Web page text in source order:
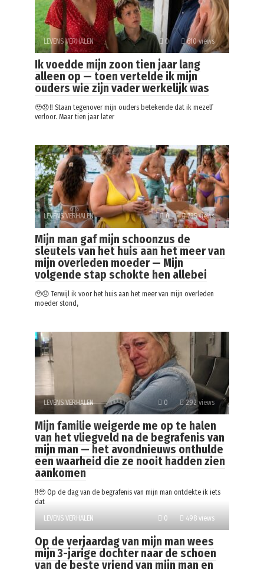
LEVENS VERHALEN 0 610 views
Ik voedde mijn zoon tien jaar lang
alleen op — toen vertelde ik mijn
ouders wie zijn vader werkelijk was
🥹😞‼️ Staan tegenover mijn ouders betekende dat ik mezelf
verloor. Maar tien jaar later
LEVENS VERHALEN 0 735 views
Mijn man gaf mijn schoonzus de
sleutels van het huis aan het meer van
mijn overleden moeder — Mijn
volgende stap schokte hen allebei
🥹😞 Terwijl ik voor het huis aan het meer van mijn overleden
moeder stond,
LEVENS VERHALEN 0 292 views
Mijn familie weigerde me op te halen
van het vliegveld na de begrafenis van
mijn man — het avondnieuws onthulde
een waarheid die ze nooit hadden zien
aankomen
‼️🥹 Op de dag van de begrafenis van mijn man ontdekte ik iets
dat
LEVENS VERHALEN
0 498 views
Op de verjaardag van mijn man wees
mijn 3-jarige dochter naar de schoen
van de beste vriend van mijn man en